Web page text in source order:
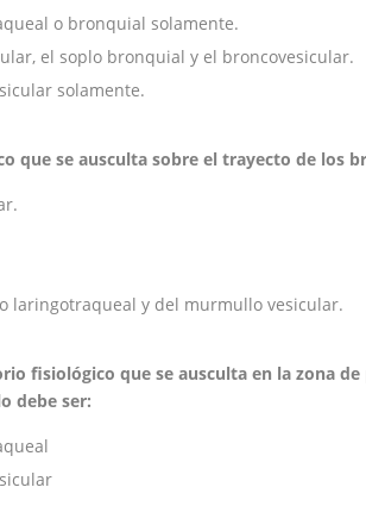
o bronquial solamente.
el soplo bronquial y el broncovesicular.
solamente.
que se ausculta sobre el trayecto de los
laringotraqueal y del murmullo vesicular.
fisiológico que se ausculta en la zona
debe ser: